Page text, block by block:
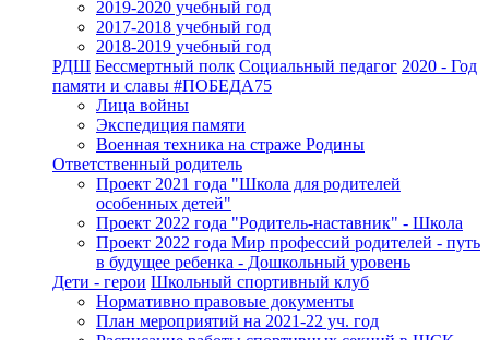
2019-2020 учебный год
2017-2018 учебный год
2018-2019 учебный год
РДШ Бессмертный полк Социальный педагог 2020 - Год
памяти и славы #ПОБЕДА75
Лица войны
Экспедиция памяти
Военная техника на страже Родины
Ответственный родитель
Проект 2021 года "Школа для родителей
особенных детей"
Проект 2022 года "Родитель-наставник" - Школа
Проект 2022 года Мир профессий родителей - путь
в будущее ребенка - Дошкольный уровень
Дети - герои Школьный спортивный клуб
Нормативно правовые документы
План мероприятий на 2021-22 уч. год